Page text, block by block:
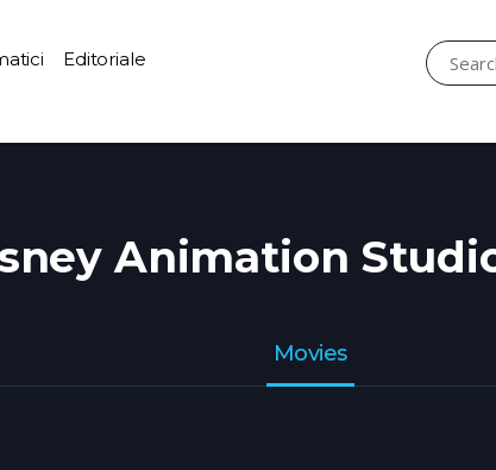
Editoriale
Animation
Movies